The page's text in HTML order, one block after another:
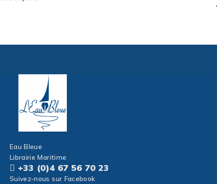
Eau Bleue
Librairie Maritime
+33 (0)4 67 56 70 23
Suivez-nous sur Facebook